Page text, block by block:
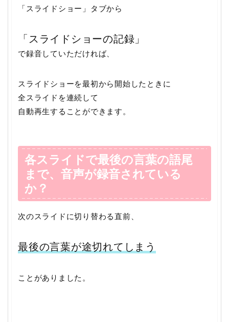
「スライドショー」タブから
「スライドショーの記録」
で録音していただければ、
スライドショーを最初から開始したときに
全スライドを連続して
自動再生することができます。
各スライドで最後の言葉の語尾
まで、音声が録音されている
か？
次のスライドに切り替わる直前、
最後の言葉が途切れてしまう
ことがありました。